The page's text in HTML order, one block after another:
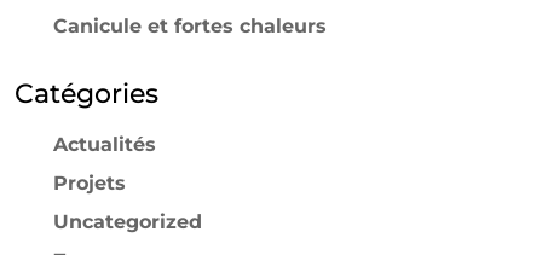
Canicule et fortes chaleurs
Catégories
Actualités
Projets
Uncategorized